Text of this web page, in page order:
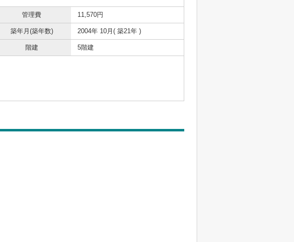
管理費 11,570円
築年月(築年数) 2004年 10月( 築21年 )
階建 5階建